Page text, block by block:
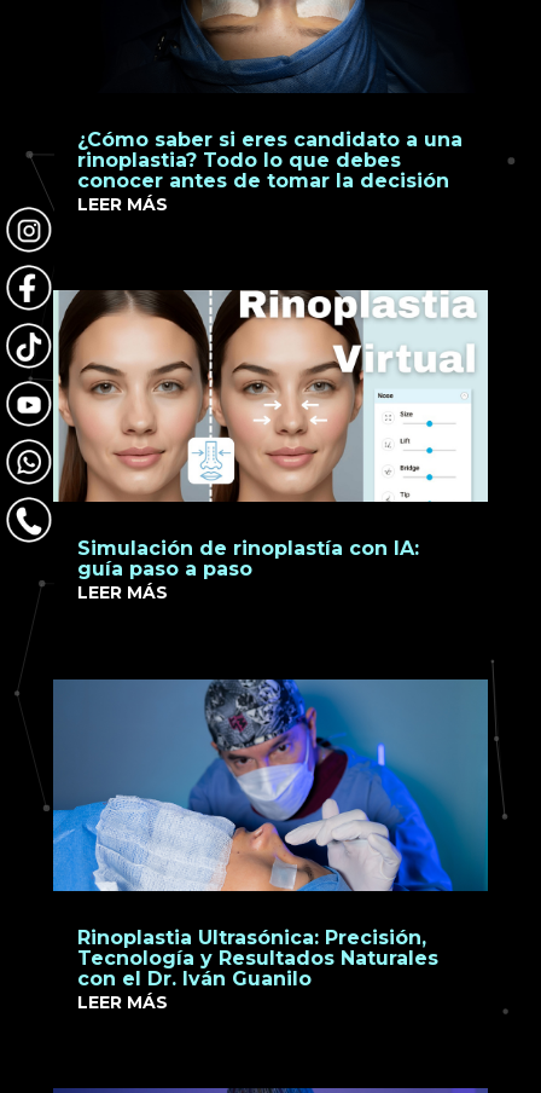
¿Cómo saber si eres candidato a una
rinoplastia? Todo lo que debes
conocer antes de tomar la decisión
LEER MÁS
Simulación de rinoplastía con IA:
guía paso a paso
LEER MÁS
Rinoplastia Ultrasónica: Precisión,
Tecnología y Resultados Naturales
con el Dr. Iván Guanilo
LEER MÁS